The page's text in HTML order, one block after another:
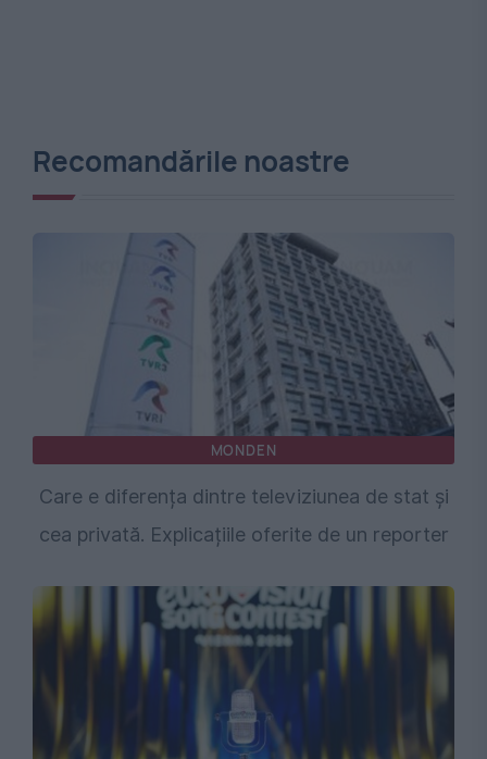
Recomandările noastre
MONDEN
Care e diferența dintre televiziunea de stat și
cea privată. Explicațiile oferite de un reporter